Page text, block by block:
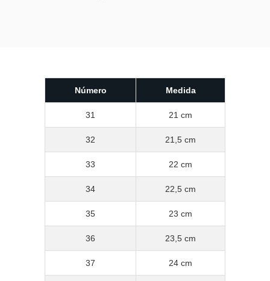
Número Medida
31 21 cm
32 21,5 cm
33 22 cm
34 22,5 cm
35 23 cm
36 23,5 cm
37 24 cm